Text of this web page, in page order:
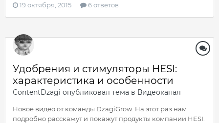
19 октября, 2015 6 ответов
Удобрения и стимуляторы HESI:
характеристика и особенности
ContentDzagi опубликовал тема в Видеоканал
Новое видео от команды DzagiGrow. На этот раз нам
подробно расскажут и покажут продукты компании HESI.